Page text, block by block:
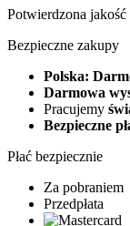
Potwierdzona jakość
Bezpieczne zakupy
Polska:
Darmowa
Pracujemy
Bezpieczne
Płać bezpiecznie
Za pobraniem
Przedpłata